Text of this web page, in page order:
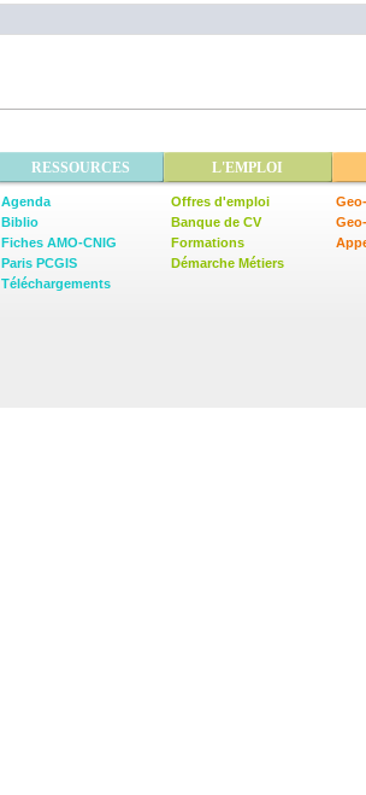
RESSOURCES L'EMPLOI
Agenda
Biblio
Fiches AMO-CNIG
Paris PCGIS
Téléchargements
Offres d'emploi
Banque de CV
Formations
Démarche Métiers